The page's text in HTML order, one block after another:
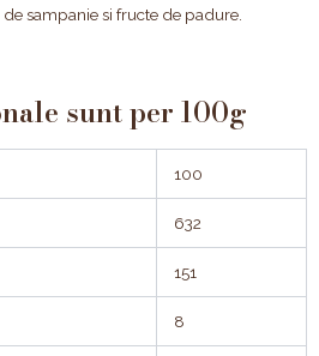
sampanie si fructe de padure.
sunt per 100g
100
632
151
8